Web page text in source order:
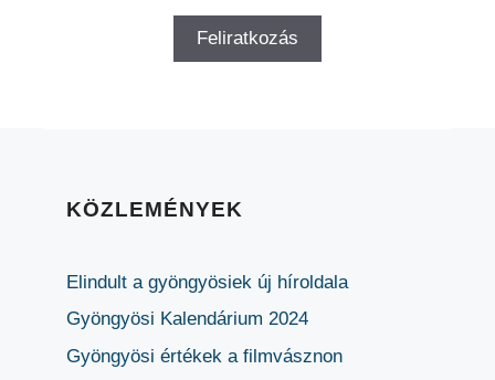
KÖZLEMÉNYEK
Elindult a gyöngyösiek új híroldala
Gyöngyösi Kalendárium 2024
Gyöngyösi értékek a filmvásznon